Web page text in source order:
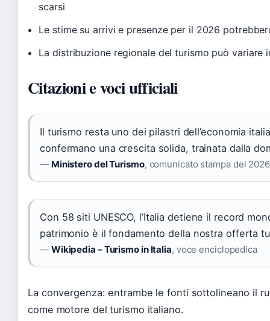
scarsi
Le stime su arrivi e presenze per il 2026
La distribuzione regionale del turismo può variare
Citazioni e voci ufficiali
Il turismo resta uno dei pilastri dell’economia
confermano una crescita solida, trainata dalla
— Ministero del Turismo, comunicato stampa del 2026
Con 58 siti UNESCO, l’Italia detiene il record
patrimonio è il fondamento della nostra offerta
— Wikipedia – Turismo in Italia, voce enciclopedica
La convergenza: entrambe le fonti sottolineano il
come motore del turismo italiano.